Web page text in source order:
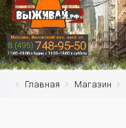
Главная Магазин